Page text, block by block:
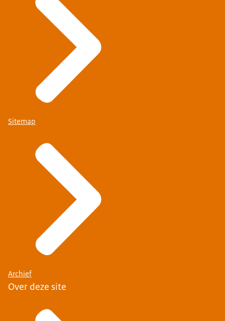
Sitemap
Archief
Over deze site